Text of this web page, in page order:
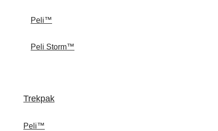
Peli™
Peli Storm™
Trekpak
Peli™